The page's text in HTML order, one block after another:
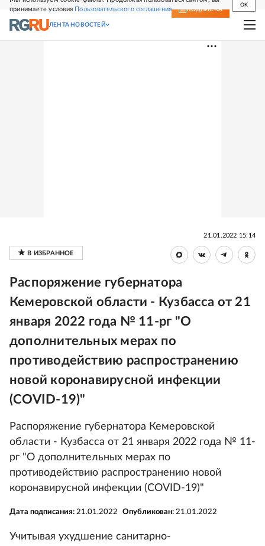
принимаете условия Пользовательского соглашения
OK
СВЕЖИЙ НОМЕР ПОДПИСКА
ЛЕНТА НОВОСТЕЙ
21.01.2022 15:14
Распоряжение губернатора
Кемеровской области - Кузбасса от 21
января 2022 года № 11-рг "О
дополнительных мерах по
противодействию распространению
новой коронавирусной инфекции
(COVID-19)"
Распоряжение губернатора Кемеровской
области - Кузбасса от 21 января 2022 года № 11-
рг "О дополнительных мерах по
противодействию распространению новой
коронавирусной инфекции (COVID-19)"
Дата подписания: 21.01.2022 Опубликован: 21.01.2022
Учитывая ухудшение санитарно-